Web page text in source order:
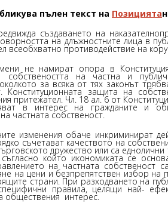
пълен текст на Позицията
създаването на
на длъжностните лица в
всеобхватно противодействие на
не намират опора в
собствеността на частна и
за всяка от тях законът
Конституционната защита на
притежател. Чл. 18 ал. 6 от
в интерес на гражданите и
частната собственост.
изменения обаче инкриминират
съчетават качеството на
дружество или са
съгласно който икономиката се
на частната собственост
на цени и безпрепятствен избор на
страни. При разходването на
правила, целящи най-
обществения интерес.